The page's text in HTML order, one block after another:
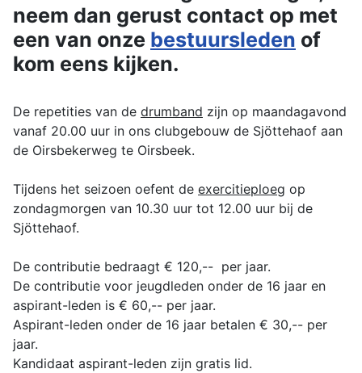
neem dan gerust contact op met
een van onze bestuursleden of
kom eens kijken.
De repetities van de drumband zijn op maandagavond
vanaf 20.00 uur in ons clubgebouw de Sjöttehaof aan
de Oirsbekerweg te Oirsbeek.
Tijdens het seizoen oefent de exercitieploeg op
zondagmorgen van 10.30 uur tot 12.00 uur bij de
Sjöttehaof.
De contributie bedraagt € 120,-- per jaar.
De contributie voor jeugdleden onder de 16 jaar en
aspirant-leden is € 60,-- per jaar.
Aspirant-leden onder de 16 jaar betalen € 30,-- per
jaar.
Kandidaat aspirant-leden zijn gratis lid.